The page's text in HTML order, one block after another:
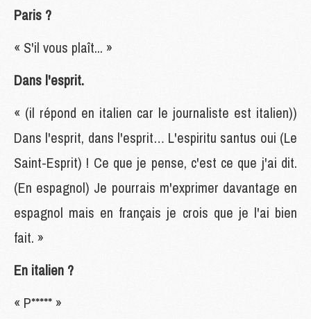
Paris ?
« S'il vous plaît... »
Dans l'esprit.
« (il répond en italien car le journaliste est italien))
Dans l'esprit, dans l'esprit… L'espiritu santus oui (Le
Saint-Esprit) ! Ce que je pense, c'est ce que j'ai dit.
(En espagnol) Je pourrais m'exprimer davantage en
espagnol mais en français je crois que je l'ai bien
fait. »
En italien ?
« P***** »